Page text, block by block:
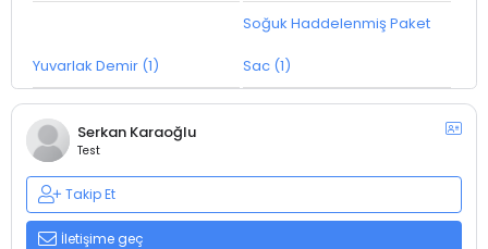
Yuvarlak Demir (1)
Soğuk Haddelenmiş Paket
Sac (1)
Serkan Karaoğlu
Test
Takip Et
İletişime geç